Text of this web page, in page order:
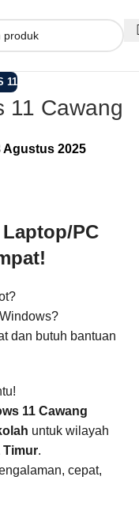
11
11 Cawang
Agustus 2025
PC
dan butuh bantuan
11 Cawang
untuk wilayah
Timur.
cepat,